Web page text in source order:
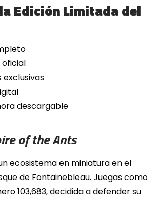
Edición Limitada del
exclusivas
descargable
of the Ants
ecosistema en miniatura en el
de Fontainebleau. Juegas como
103,683, decidida a defender su